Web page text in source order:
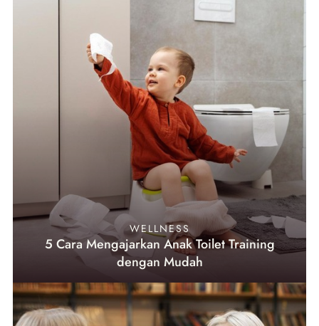
WELLNESS
5 Cara Mengajarkan Anak Toilet Training
dengan Mudah